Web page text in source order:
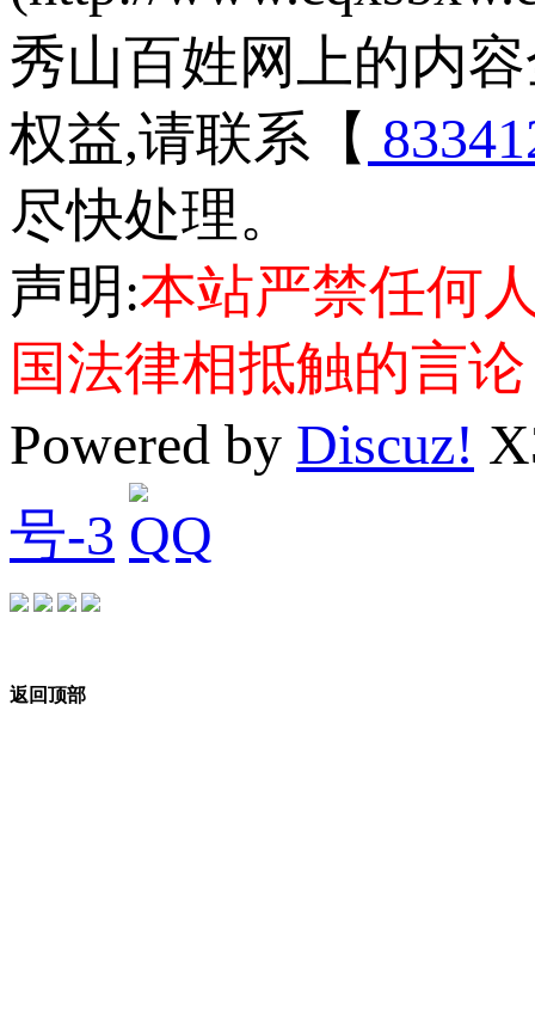
秀山百姓网上的内
权益,请联系【
尽快处理。
声明:本站严禁任何
国法律相抵触的言
Powered by Discuz!
号-3
返回顶部